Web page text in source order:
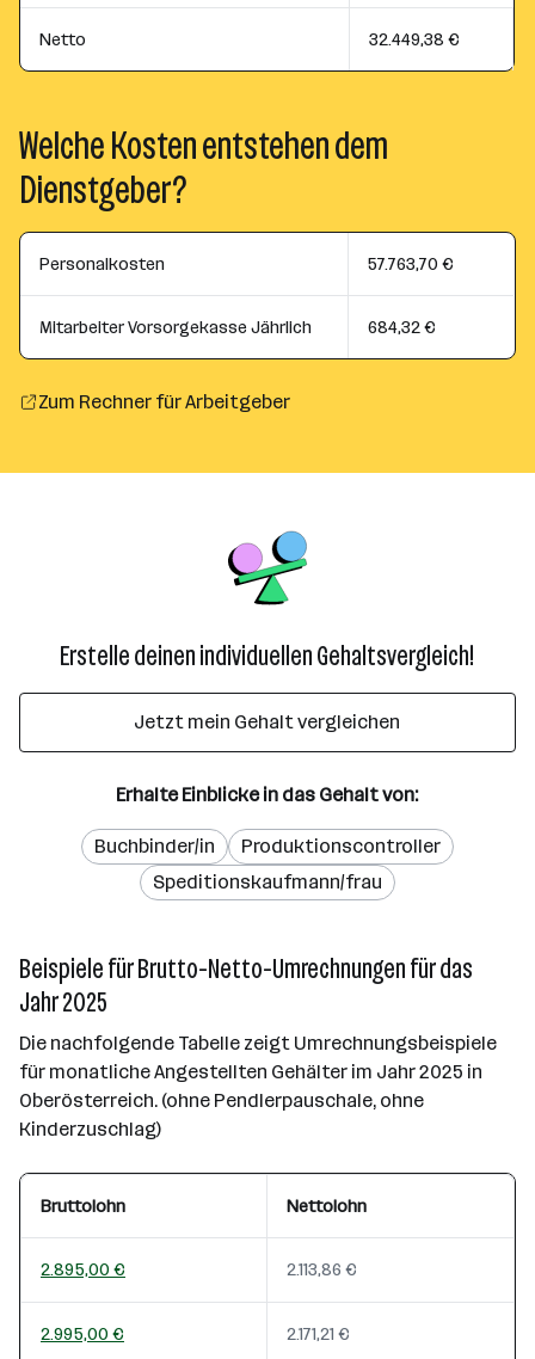
Netto 32.449,38 €
Welche Kosten entstehen dem
Dienstgeber?
Personalkosten 57.763,70 €
Mitarbeiter Vorsorgekasse Jährlich 684,32 €
Zum Rechner für Arbeitgeber
Erstelle deinen individuellen Gehaltsvergleich!
Jetzt mein Gehalt vergleichen
Erhalte Einblicke in das Gehalt von:
Buchbinder/in
Produktionscontroller
Speditionskaufmann/frau
Beispiele für Brutto-Netto-Umrechnungen für das
Jahr 2025
Die nachfolgende Tabelle zeigt Umrechnungsbeispiele
für monatliche Angestellten Gehälter im Jahr 2025 in
Oberösterreich. (ohne Pendlerpauschale, ohne
Kinderzuschlag)
Bruttolohn Nettolohn
2.895,00 € 2.113,86 €
2.995,00 € 2.171,21 €